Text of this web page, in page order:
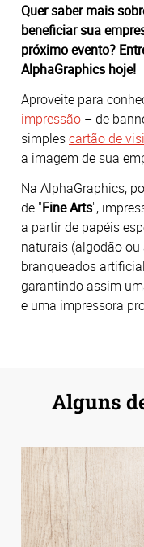
Quer saber mais
beneficiar sua
próximo evento?
AlphaGraphics hoje!
Aproveite para
impressão – de
simplescartão de
a imagem de sua
Na AlphaGraphics,
de "Fine Arts",
a partir de papéis
naturais (algodão
branqueados
garantindo assim
e uma impressora
Alguns